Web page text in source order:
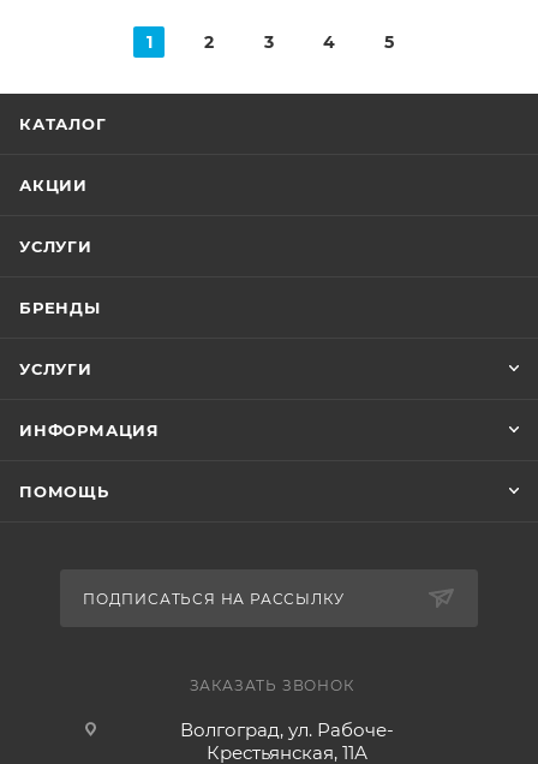
1 2 3 4 5
КАТАЛОГ
АКЦИИ
УСЛУГИ
БРЕНДЫ
УСЛУГИ
ИНФОРМАЦИЯ
ПОМОЩЬ
ПОДПИСАТЬСЯ НА РАССЫЛКУ
ЗАКАЗАТЬ ЗВОНОК
Волгоград, ул. Рабоче-
Крестьянская, 11А